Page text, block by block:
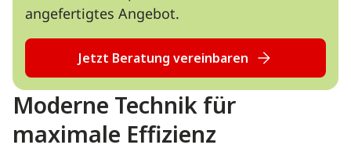
angefertigtes Angebot.
Jetzt Beratung vereinbaren
Moderne Technik für
maximale Effizienz